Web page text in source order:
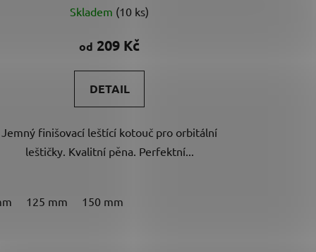
hodnocení
produktu
5,0
z
hvězdiček.
Skladem (10 ks)
od 209 Kč
DETAIL
Jemný finišovací leštící kotouč pro orbitální
leštičky. Kvalitní pěna. Perfektní...
125 mm 150 mm